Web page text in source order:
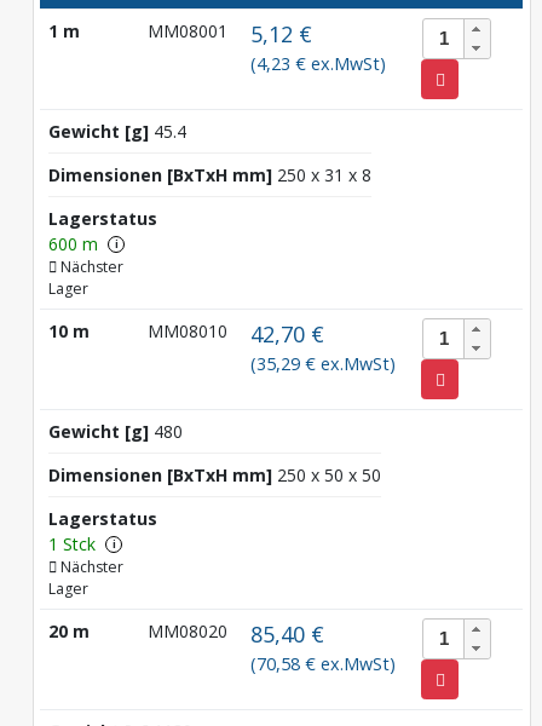
1 m
MM08001 5,12 €
(4,23 € ex.MwSt)
Gewicht [g] 45.4
Dimensionen [BxTxH mm] 250 x 31 x 8
Lagerstatus
600 m
i
Nächster
Lager
10 m MM08010 42,70 €
(35,29 € ex.MwSt)
Gewicht [g] 480
Dimensionen [BxTxH mm] 250 x 50 x 50
Lagerstatus
1 Stck
i
Nächster
Lager
20 m MM08020 85,40 €
(70,58 € ex.MwSt)